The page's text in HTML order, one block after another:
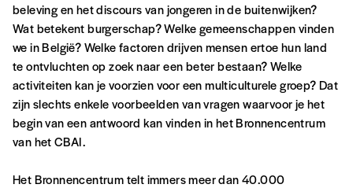
beleving en het discours van jongeren in de buitenwijken?
Wat betekent burgerschap? Welke gemeenschappen vinden
we in België? Welke factoren drijven mensen ertoe hun land
te ontvluchten op zoek naar een beter bestaan? Welke
activiteiten kan je voorzien voor een multiculturele groep? Dat
zijn slechts enkele voorbeelden van vragen waarvoor je het
begin van een antwoord kan vinden in het Bronnencentrum
van het CBAI.
Het Bronnencentrum telt immers meer dan 40.000